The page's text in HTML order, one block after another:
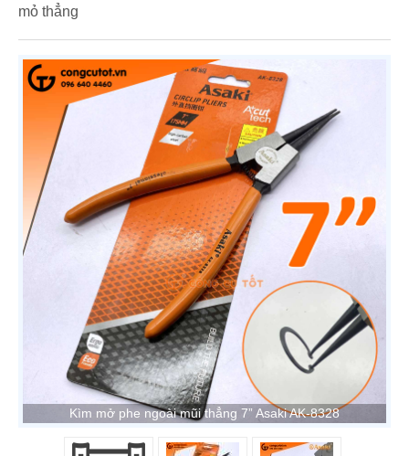
mỏ thẳng
Kìm mở phe ngoài mũi thẳng 7” Asaki AK-8328